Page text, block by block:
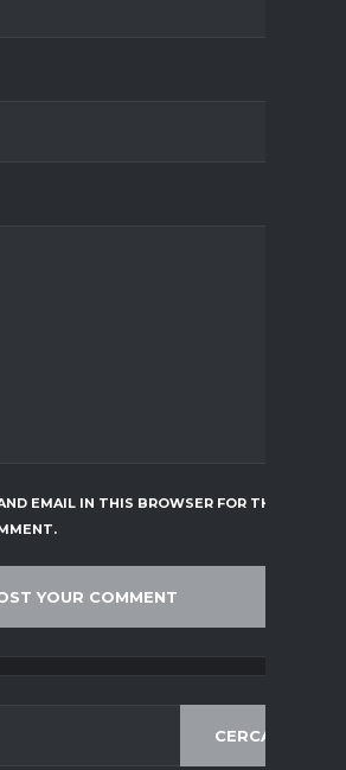
EMAIL IN THIS BROWSER FOR THE
CERCA